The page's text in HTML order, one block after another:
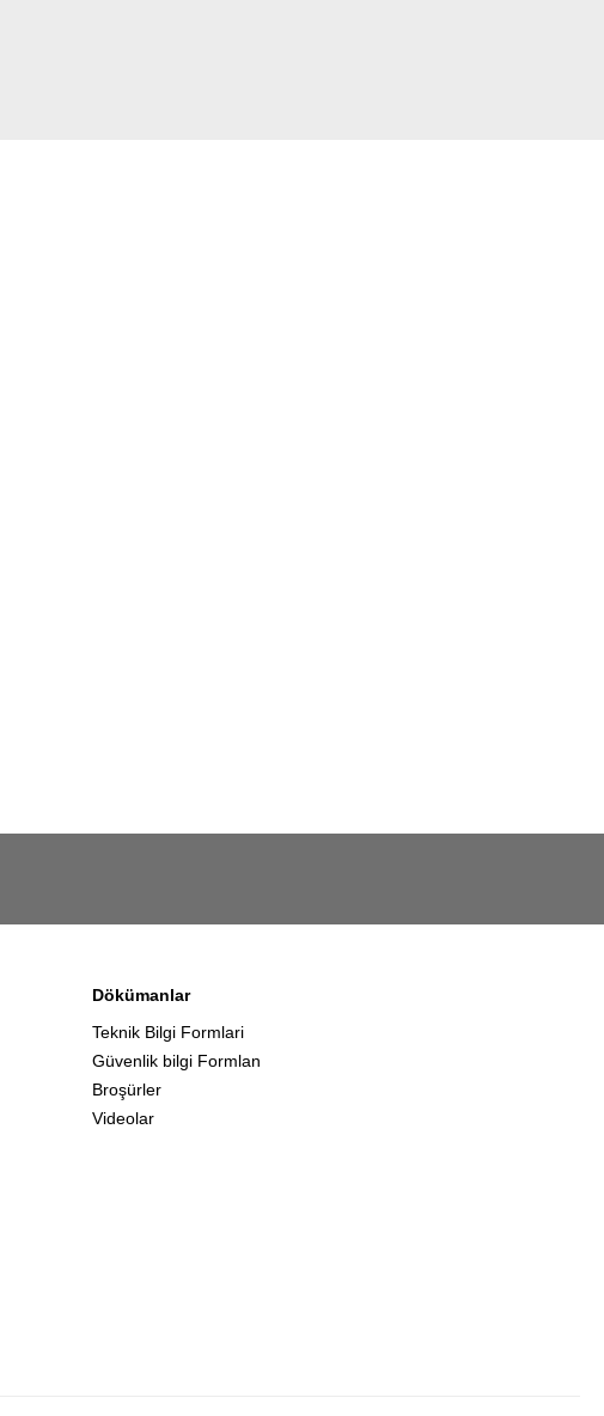
Dökümanlar
Teknik Bilgi Formlari
Güvenlik bilgi Formlan
Broşürler
Videolar